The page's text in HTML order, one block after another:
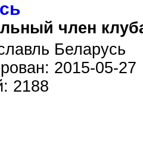
член
Беларусь
2015-05-27
2188